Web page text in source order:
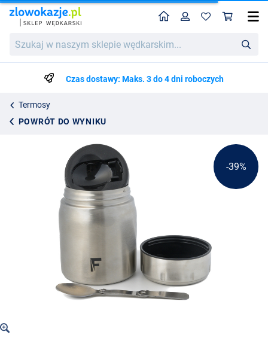
w
wędkarskim...
HomeProfil
Czas dostawy: Maks. 3 do 4 dni roboczych
Termosy
POWRÓT DO WYNIKU
Termos Fladen Soup & Meal Jar (500ml)
98.25
60.16
-39%